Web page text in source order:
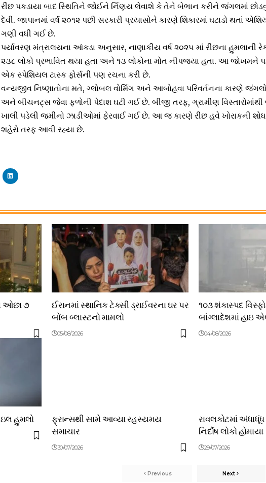
રીંછ પકડાયા બાદ સ્થિતિને જોઈને ર્નિણય લેવાશે કે તેને બેભાન કરીને જંગલમાં
દેવી. જાપાનમાં વર્ષ ૨૦૧૨ પછી સરકારી પ્રયાસોને કારણે શિકારમાં ઘટાડો થતાં
ગણી વધી ગઈ છે.
પર્યાવરણ મંત્રાલયના આંકડા અનુસાર, નાણાકીય વર્ષ ૨૦૨૫ માં રીંછના હુમલાની
૨૩૮ લોકો પ્રભાવિત થયા હતા અને ૧૩ લોકોના મોત નીપજ્યા હતા. આ જોખમને
એક સ્પેશિયલ ટાસ્ક ફોર્સની પણ રચના કરી છે.
વન્યજીવ નિષ્ણાતોના મતે, ગ્લોબલ વોર્મિંગ અને આબોહવા પરિવર્તનના કારણે
અને બીચનટ્સ જેવા ફળોની પેદાશ ઘટી ગઈ છે. બીજી તરફ, ગ્રામીણ
ખાલી પડેલી જમીનો ઝાડીઓમાં ફેરવાઈ ગઈ છે. આ જ કારણે રીંછ હવે ખોરાકની
શહેરો તરફ આવી રહ્યા છે.
ઓછા ૭
ઈરાનમાં સ્થાનિક ટેક્સી ડ્રાઈવરના ઘર પર
બોંબ બ્લાસ્ટનો મામલો
05/08/2026
૧૦૩ શંકાસ્પદ
બાંગ્લાદેશમાં હાઇ
04/08/2026
હુમલો
ફ્રાન્સથી સામે આવ્યા રહસ્યમય
સમાચાર
30/07/2026
રાવલકોટમાં અંધાધૂંધ
નિર્દોષ લોકો હોમાયા
29/07/2026
Previous Next